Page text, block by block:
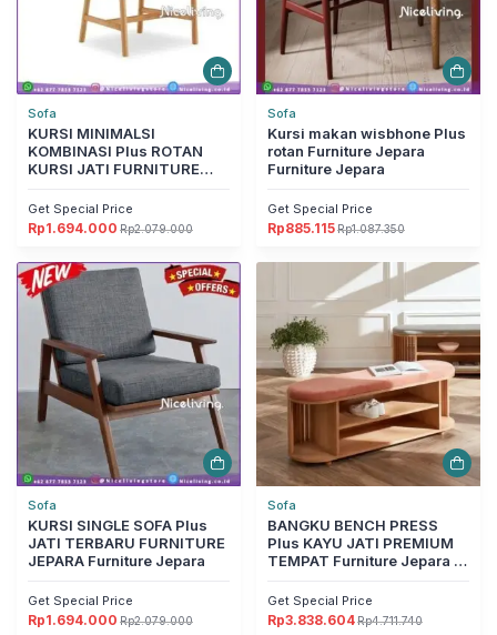
Sofa
KURSI MINIMALSI
KOMBINASI Plus ROTAN
KURSI JATI FURNITURE
Get Special Price
Rp2.079.000
Harga
adalah:
Rp2.079.000.
Rp1.694.000
Harga
ini
adalah:
Rp1.694.000.
Sofa
Kursi makan wisbhone Plus
rotan Furniture Jepara
Furniture Jepara
Get Special Price
Rp1.087.350
Harga
adalah:
Rp885.115
Harga
ini
Rp885.115.
Sofa
KURSI SINGLE SOFA Plus
JATI TERBARU FURNITURE
JEPARA Furniture Jepara
Get Special Price
Rp2.079.000
Harga
Rp1.694.000
Harga
Sofa
BANGKU BENCH PRESS
Plus KAYU JATI PREMIUM
TEMPAT Furniture Jepara –
Jepara
Get Special Price
Rp4.711.740
Harga
Rp3.838.604
Harga